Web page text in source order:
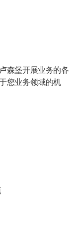
森堡开展业务的各
您业务领域的机